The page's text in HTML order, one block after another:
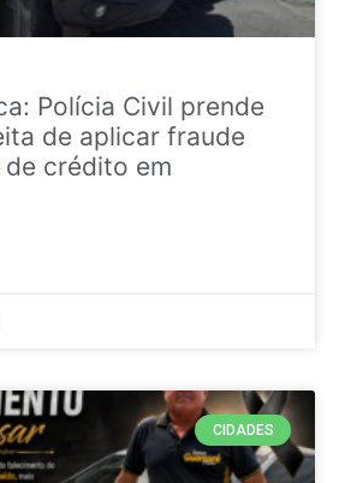
Polícia Civil prende
de aplicar fraude
crédito em
CIDADES